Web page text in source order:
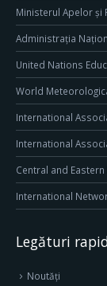
Ministerul Apelor și
Administrația
United Nations
World
International
International
Central and
International
Legături
Noutăți